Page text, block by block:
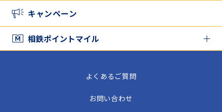
相鉄ポイントをつかう
家族と相鉄ポイントをシェアする
キャンペーン
相鉄ポイントマイル
よくあるご質問
お問い合わせ